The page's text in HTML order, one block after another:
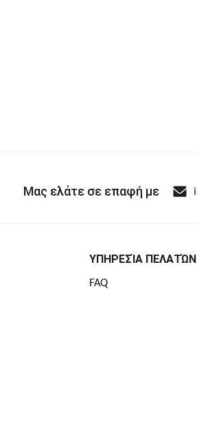
Μας ελάτε σε επαφή με
ΥΠΗΡΕΣΊΑ ΠΕΛΑΤΏΝ
FAQ